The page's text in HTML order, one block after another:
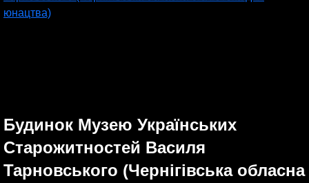
Будинок Музею Українських
Старожитностей Василя
Тарновського (Чернігівська обласна